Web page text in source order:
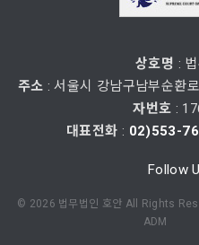
상호명 :
주소 : 서울시 강남구남부순환
자번호 :
대표전화 : 02)553-
Follow
© 2026 법무법인 호안 All Rights
ADM